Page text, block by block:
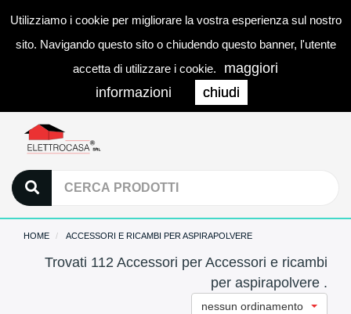
Utilizziamo i cookie per migliorare la vostra esperienza sul nostro
sito. Navigando questo sito o chiudendo questo banner, l'utente
accetta di utilizzare i cookie.
maggiori
informazioni
chiudi
0
HOME ACCESSORI E RICAMBI PER ASPIRAPOLVERE
Trovati 112 Accessori per Accessori e ricambi
per aspirapolvere .
nessun ordinamento